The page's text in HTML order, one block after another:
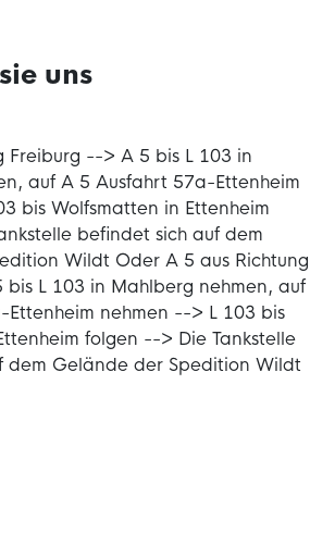
uns
Freiburg --> A 5 bis L 103 in
auf A 5 Ausfahrt 57a-Ettenheim
bis Wolfsmatten in Ettenheim
befindet sich auf dem
Wildt Oder A 5 aus Richtung
bis L 103 in Mahlberg nehmen, auf
nehmen --> L 103 bis
folgen --> Die Tankstelle
dem Gelände der Spedition Wildt